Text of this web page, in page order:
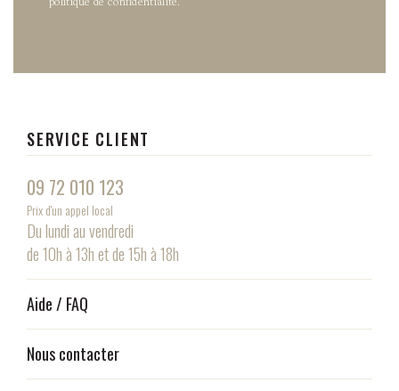
SERVICE CLIENT
09 72 010 123
Prix d'un appel local
Du lundi au vendredi
de 10h à 13h et de 15h à 18h
Aide / FAQ
Nous contacter